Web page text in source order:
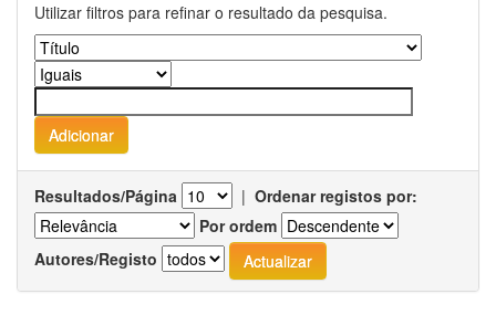
Utilizar filtros para refinar o resultado da pesquisa.
Resultados/Página | Ordenar registos por:
Por ordem
Autores/Registo